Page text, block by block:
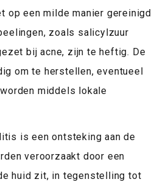
op een milde manier gereinigd
zoals salicylzuur
bij acne, zijn te heftig. De
om te herstellen, eventueel
middels lokale
is een ontsteking aan de
veroorzaakt door een
huid zit, in tegenstelling tot